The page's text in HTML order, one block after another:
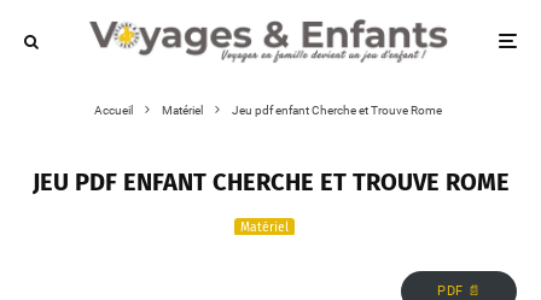
Accueil Matériel Jeu pdf enfant Cherche et Trouve Rome
JEU PDF ENFANT CHERCHE ET TROUVE ROME
Matériel
PDF 📄